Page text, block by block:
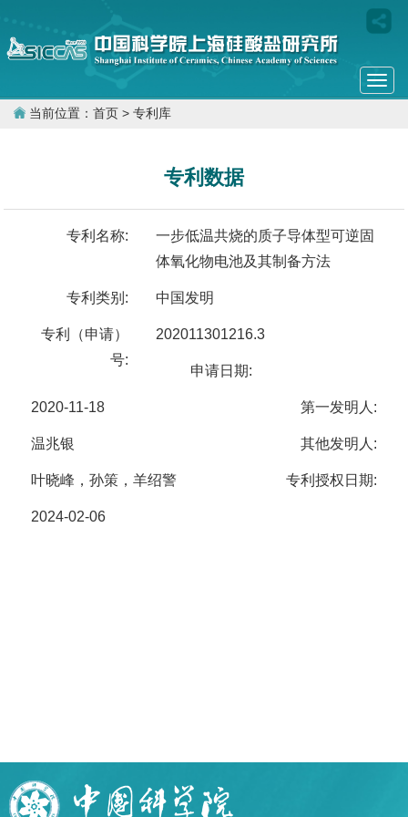
当前位置： 首页 > 专利库
专利数据
专利名称:
一步低温共烧的质子导体型可逆固
体氧化物电池及其制备方法
专利类别: 中国发明
专利（申请）
号:
202011301216.3
申请日期:
2020-11-18 第一发明人:
温兆银 其他发明人:
叶晓峰，孙策，羊绍警 专利授权日期:
2024-02-06